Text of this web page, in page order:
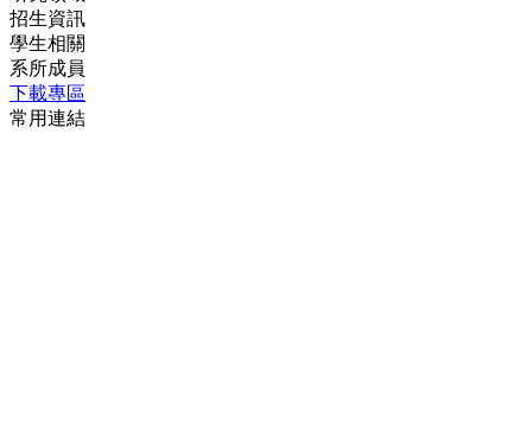
招生資訊
學生相關
系所成員
下載專區
常用連結